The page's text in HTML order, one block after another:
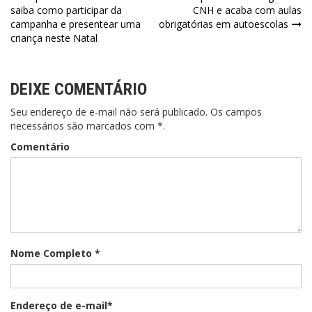
de
Post
saiba como participar da
campanha e presentear uma
criança neste Natal
CNH e acaba com aulas
obrigatórias em autoescolas
DEIXE COMENTÁRIO
Seu endereço de e-mail não será publicado. Os campos
necessários são marcados com *.
Comentário
Nome Completo *
Endereço de e-mail*